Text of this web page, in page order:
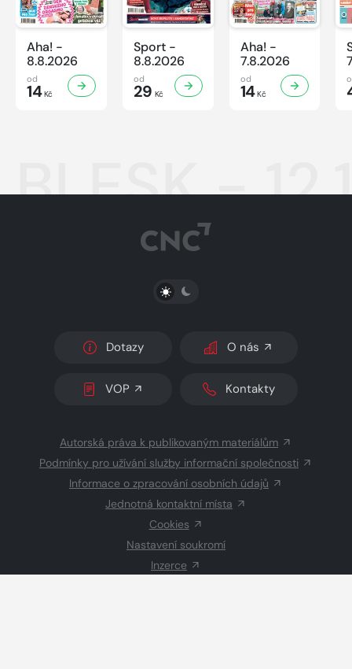
Aha! -
8.8.2026
od
14Kč
Sport -
8.8.2026
od
29 Kč
Aha! -
7.8.2026
od
14Kč
BLESK -
PŘEPNOUT SVĚTLÝ/TMAVÝ REŽIM
Dotazy O nás
VOP Kontakty
Autorská práva k publikovaným materiálům
Podmínky pro užívání služby informační společnosti
Informace o zpracování osobních údajů
Jednotná kontaktní místa
Cookies
Nastavení soukromí
Inzerce